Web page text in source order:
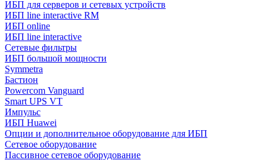
ИБП для серверов и сетевых устройств
ИБП line interactive RM
ИБП online
ИБП linе interactive
Сетевые фильтры
ИБП большой мощности
Symmetra
Бастион
Powercom Vanguard
Smart UPS VT
Импульс
ИБП Huawei
Опции и дополнительное оборудование для ИБП
Сетевое оборудование
Пассивное сетевое оборудование